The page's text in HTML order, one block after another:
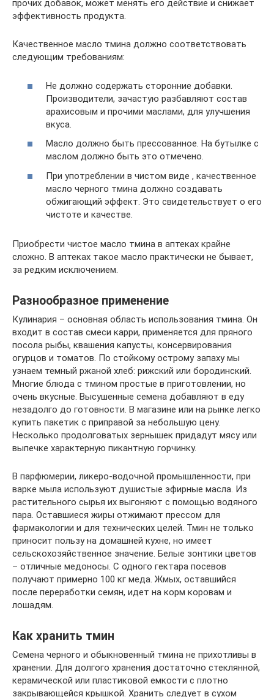
прочих добавок, может менять его действие и снижает
эффективность продукта.
Качественное масло тмина должно соответствовать
следующим требованиям:
Не должно содержать сторонние добавки.
Производители, зачастую разбавляют состав
арахисовым и прочими маслами, для улучшения
вкуса.
Масло должно быть прессованное. На бутылке с
маслом должно быть это отмечено.
При употреблении в чистом виде , качественное
масло черного тмина должно создавать
обжигающий эффект. Это свидетельствует о его
чистоте и качестве.
Приобрести чистое масло тмина в аптеках крайне
сложно. В аптеках такое масло практически не бывает,
за редким исключением.
Разнообразное применение
Кулинария – основная область использования тмина. Он
входит в состав смеси карри, применяется для пряного
посола рыбы, квашения капусты, консервирования
огурцов и томатов. По стойкому острому запаху мы
узнаем темный ржаной хлеб: рижский или бородинский.
Многие блюда с тмином простые в приготовлении, но
очень вкусные. Высушенные семена добавляют в еду
незадолго до готовности. В магазине или на рынке легко
купить пакетик с приправой за небольшую цену.
Несколько продолговатых зернышек придадут мясу или
выпечке характерную пикантную горчинку.
В парфюмерии, ликеро-водочной промышленности, при
варке мыла используют душистые эфирные масла. Из
растительного сырья их выгоняют с помощью водяного
пара. Оставшиеся жиры отжимают прессом для
фармакологии и для технических целей. Тмин не только
приносит пользу на домашней кухне, но имеет
сельскохозяйственное значение. Белые зонтики цветов
– отличные медоносы. С одного гектара посевов
получают примерно 100 кг меда. Жмых, оставшийся
после переработки семян, идет на корм коровам и
лошадям.
Как хранить тмин
Семена черного и обыкновенный тмина не прихотливы в
хранении. Для долгого хранения достаточно стеклянной,
керамической или пластиковой емкости с плотно
закрывающейся крышкой. Хранить следует в сухом